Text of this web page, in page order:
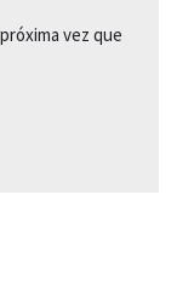
vez que